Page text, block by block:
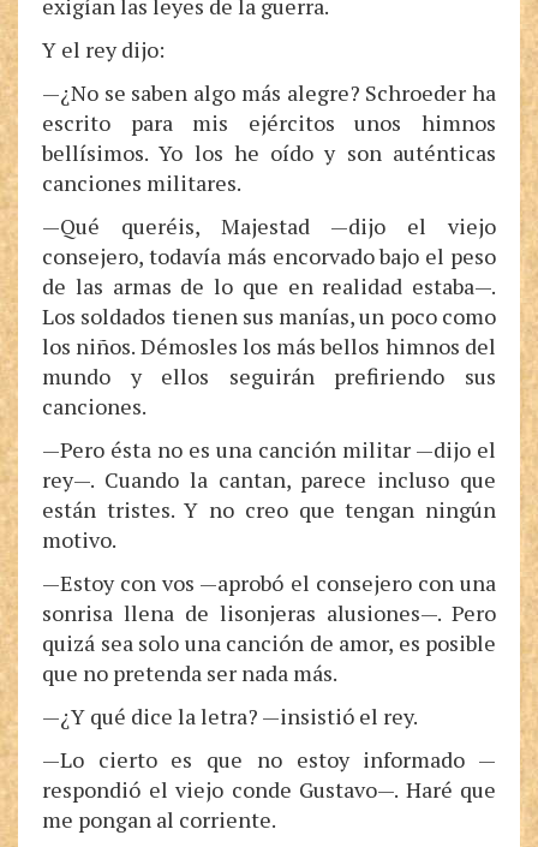
exigían las leyes de la guerra.
Y el rey dijo:
—¿No se saben algo más alegre? Schroeder ha
escrito para mis ejércitos unos himnos
bellísimos. Yo los he oído y son auténticas
canciones militares.
—Qué queréis, Majestad —dijo el viejo
consejero, todavía más encorvado bajo el peso
de las armas de lo que en realidad estaba—.
Los soldados tienen sus manías, un poco como
los niños. Démosles los más bellos himnos del
mundo y ellos seguirán prefiriendo sus
canciones.
—Pero ésta no es una canción militar —dijo el
rey—. Cuando la cantan, parece incluso que
están tristes. Y no creo que tengan ningún
motivo.
—Estoy con vos —aprobó el consejero con una
sonrisa llena de lisonjeras alusiones—. Pero
quizá sea solo una canción de amor, es posible
que no pretenda ser nada más.
—¿Y qué dice la letra? —insistió el rey.
—Lo cierto es que no estoy informado —
respondió el viejo conde Gustavo—. Haré que
me pongan al corriente.